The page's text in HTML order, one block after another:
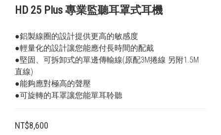
HD 25 Plus 專業監聽耳罩式耳機
●鋁製線圈的設計提供更高的敏感度
●輕量化的設計讓您能應付長時間的配戴
●堅固、可拆卸式的單邊傳輸線(原配3M捲線 另附1.5M
直線)
●能夠應對極高的聲壓
●可旋轉的耳罩讓您能單耳聆聽
NT$8,600